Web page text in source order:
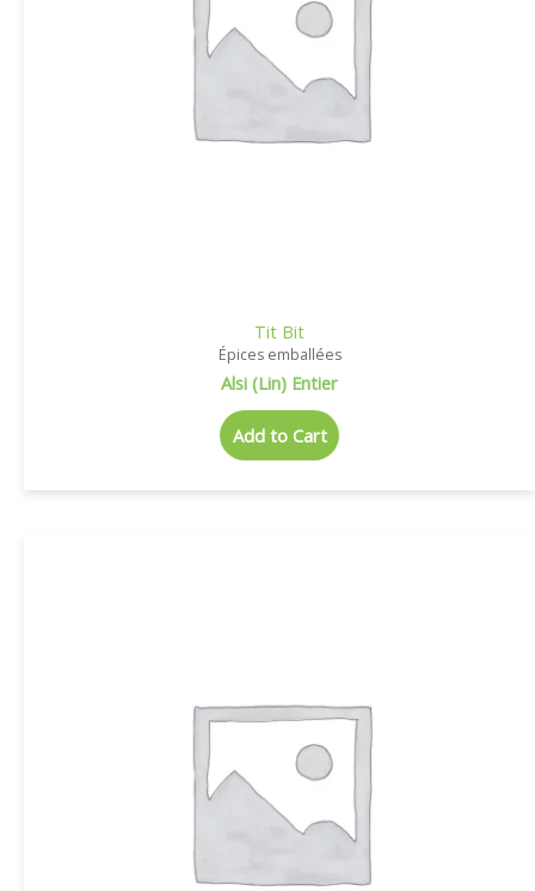
Tit Bit
Épices emballées
Alsi (Lin) Entier
Add to Cart